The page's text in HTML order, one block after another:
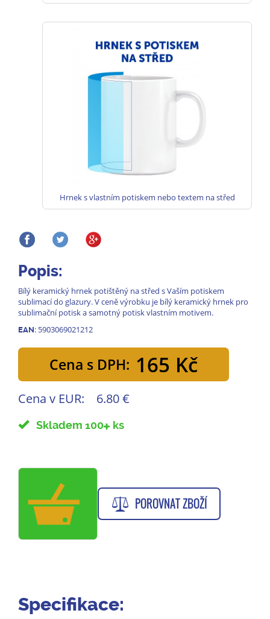
Hrnek s vlastním potiskem nebo textem na střed
hrnku
Popis:
Bílý keramický hrnek potištěný na střed s Vaším potiskem
sublimací do glazury. V ceně výrobku je bílý keramický hrnek pro
sublimační potisk a samotný potisk vlastním motivem.
EAN: 5903069021212
Cena s DPH: 165 Kč
Cena v EUR: 6.80 €
Skladem 100 ks
POROVNAT ZBOŽÍ
Specifikace: